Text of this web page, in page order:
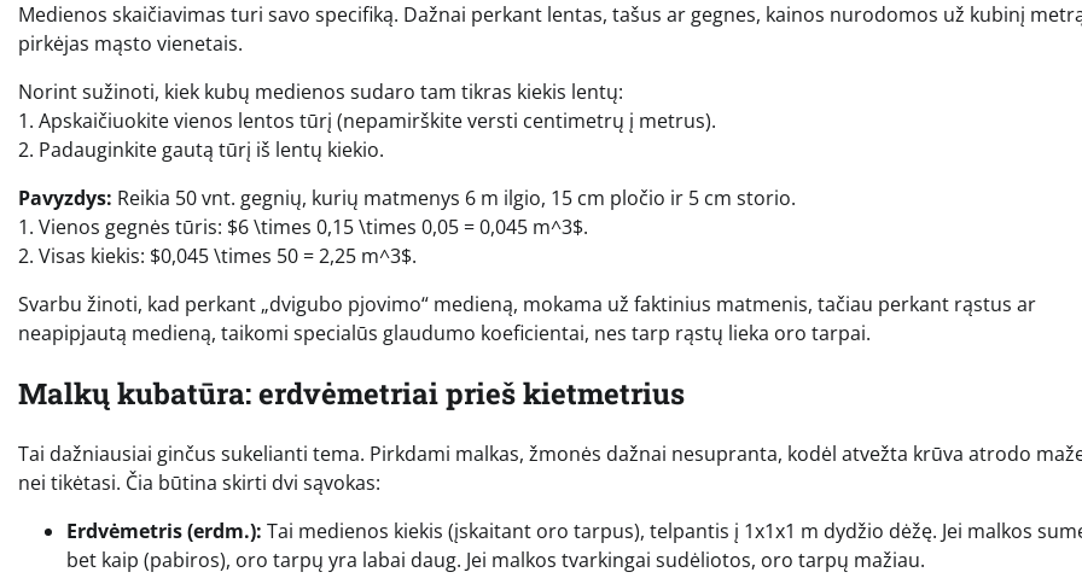
Medienos skaičiavimas turi savo specifiką. Dažnai perkant lentas, tašus ar gegnes, kainos nurodomos už kubinį
pirkėjas mąsto vienetais.
Norint sužinoti, kiek kubų medienos sudaro tam tikras kiekis lentų:
1. Apskaičiuokite vienos lentos tūrį (nepamirškite versti centimetrų į metrus).
2. Padauginkite gautą tūrį iš lentų kiekio.
Pavyzdys: Reikia 50 vnt. gegnių, kurių matmenys 6 m ilgio, 15 cm pločio ir 5 cm storio.
1. Vienos gegnės tūris: $6 \times 0,15 \times 0,05 = 0,045 m^3$.
2. Visas kiekis: $0,045 \times 50 = 2,25 m^3$.
Svarbu žinoti, kad perkant „dvigubo pjovimo“ medieną, mokama už faktinius matmenis, tačiau perkant rąstus ar
neapipjautą medieną, taikomi specialūs glaudumo koeficientai, nes tarp rąstų lieka oro tarpai.
Malkų kubatūra: erdvėmetriai prieš kietmetrius
Tai dažniausiai ginčus sukelianti tema. Pirkdami malkas, žmonės dažnai nesupranta, kodėl atvežta krūva atrodo
nei tikėtasi. Čia būtina skirti dvi sąvokas:
Erdvėmetris (erdm.): Tai medienos kiekis (įskaitant oro tarpus), telpantis į 1x1x1 m dydžio dėžę. Jei malkos
bet kaip (pabiros), oro tarpų yra labai daug. Jei malkos tvarkingai sudėliotos, oro tarpų mažiau.